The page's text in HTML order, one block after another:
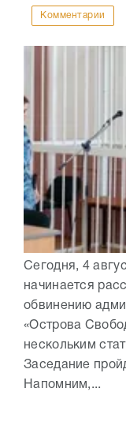
Комментарии
Сегодня, 4
начинается
обвинению
«Острова
нескольким
Заседание
Напомним,...